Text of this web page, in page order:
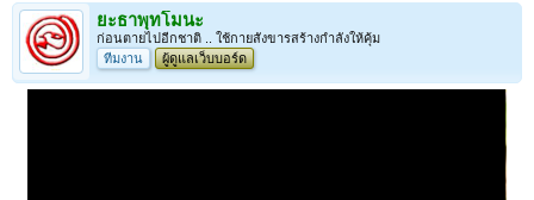
ยะธาพุทโมนะ
ก่อนตายไปอีกชาติ .. ใช้กายสังขารสร้างกำลังให้คุ้ม
ทีมงาน
ผู้ดูแลเว็บบอร์ด